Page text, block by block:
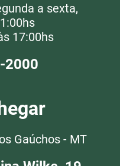
a sexta,
17:00hs
2000
Gaúchos - MT